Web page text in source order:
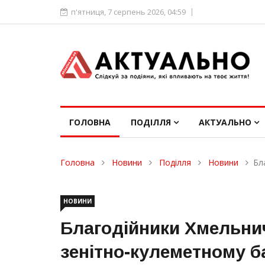
п'ятниця, 7 серпень 2026, 04:59
ГОЛОВНА ПОДІЛЛЯ АКТУАЛЬНО
Головна Новини Поділля Новини
НОВИНИ
Благодійники
зенітно-кулеметному